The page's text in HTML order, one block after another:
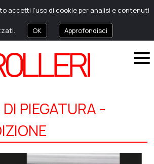
accetti l’uso di cookie per analisi e contenuti
OK Approfondisci
PIEGATURA -